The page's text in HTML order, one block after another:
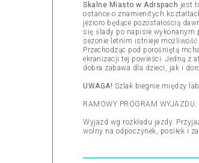
Skalne Miasto w Adrspach jest
ostańce o znamienitych
jezioro będące pozostałością
się ślady po napisie wykonanym
sezonie letnim istnieje
Przechodząc pod porośniętą
ekranizacji tej powieści. Jedną z
dobra zabawa dla dzieci, jak i
UWAGA! Szlak biegnie między
RAMOWY PROGRAM WYJAZDU:
Wyjazd wg rozkładu jazdy.
wolny na odpoczynek, posiłek i